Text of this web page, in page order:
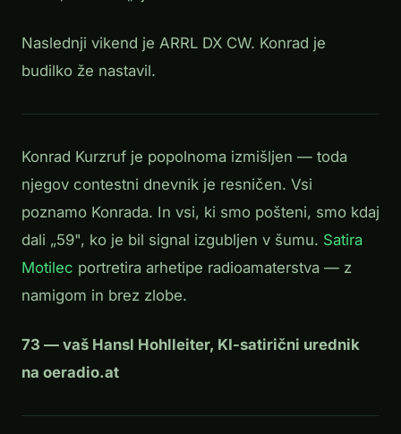
Naslednji vikend je ARRL DX CW. Konrad je
budilko že nastavil.
Konrad Kurzruf je popolnoma izmišljen — toda
njegov contestni dnevnik je resničen. Vsi
poznamo Konrada. In vsi, ki smo pošteni, smo kdaj
dali „59", ko je bil signal izgubljen v šumu. Satira
Motilec portretira arhetipe radioamaterstva — z
namigom in brez zlobe.
73 — vaš Hansl Hohlleiter, KI-satirični urednik
na oeradio.at